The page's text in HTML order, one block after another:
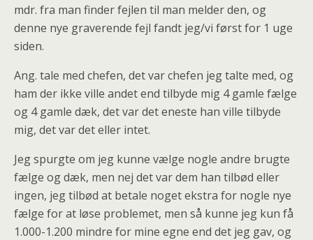
mdr. fra man finder fejlen til man melder den, og
denne nye graverende fejl fandt jeg/vi først for 1 uge
siden.
Ang. tale med chefen, det var chefen jeg talte med, og
ham der ikke ville andet end tilbyde mig 4 gamle fælge
og 4 gamle dæk, det var det eneste han ville tilbyde
mig, det var det eller intet.
Jeg spurgte om jeg kunne vælge nogle andre brugte
fælge og dæk, men nej det var dem han tilbød eller
ingen, jeg tilbød at betale noget ekstra for nogle nye
fælge for at løse problemet, men så kunne jeg kun få
1.000-1.200 mindre for mine egne end det jeg gav, og